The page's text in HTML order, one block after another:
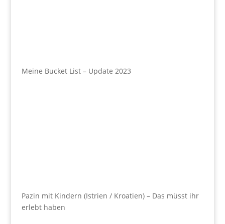
Meine Bucket List – Update 2023
Pazin mit Kindern (Istrien / Kroatien) – Das müsst ihr
erlebt haben